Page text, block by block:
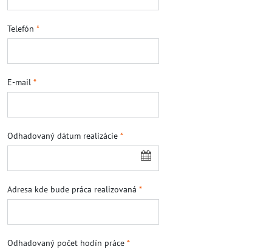
Telefón *
E-mail *
Odhadovaný dátum realizácie *
Adresa kde bude práca realizovaná *
Odhadovaný počet hodín práce *